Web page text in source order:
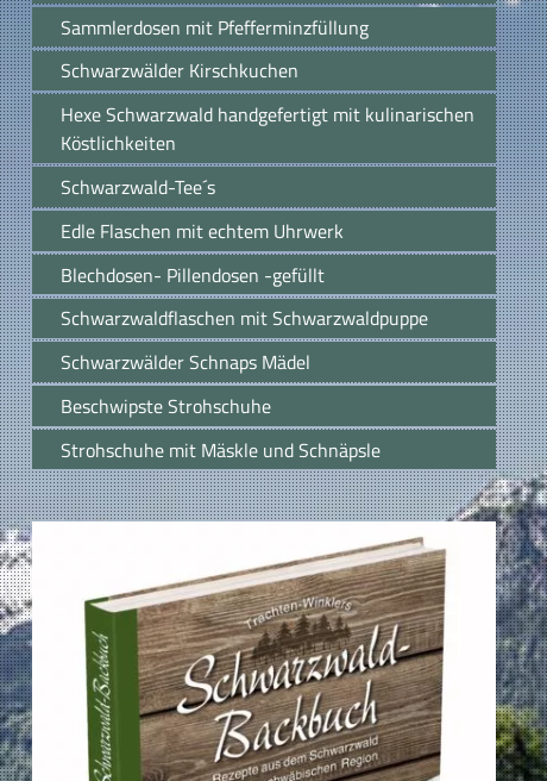
Sammlerdosen mit Pfefferminzfüllung
Schwarzwälder Kirschkuchen
Hexe Schwarzwald handgefertigt mit kulinarischen
Köstlichkeiten
Schwarzwald-Tee´s
Edle Flaschen mit echtem Uhrwerk
Blechdosen- Pillendosen -gefüllt
Schwarzwaldflaschen mit Schwarzwaldpuppe
Schwarzwälder Schnaps Mädel
Beschwipste Strohschuhe
Strohschuhe mit Mäskle und Schnäpsle